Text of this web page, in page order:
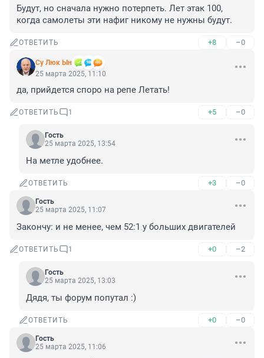
Будут, но сначала нужно потерпеть. Лет этак 100,
когда самолеты эти нафиг никому не нужны будут.
ОТВЕТИТЬ +8 –0
Су Люк Ын
25 марта 2025, 11:10
да, прийдется споро на репе Летать!
ОТВЕТИТЬ 1 +5 –0
Гость
25 марта 2025, 13:54
На метле удобнее.
ОТВЕТИТЬ +3 –0
Гость
25 марта 2025, 11:07
Закончу: и не менее, чем 52:1 у больших двигателей
ОТВЕТИТЬ 1 +0 –2
Гость
25 марта 2025, 13:03
Дядя, ты форум попутал :)
ОТВЕТИТЬ +0 –0
Гость
25 марта 2025, 11:06